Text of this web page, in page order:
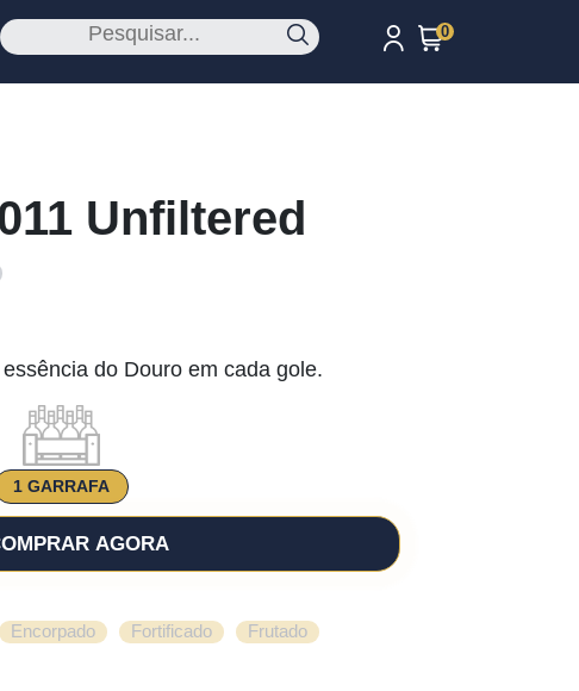
0
Unfiltered
do Douro em cada gole.
1 GARRAFA
AGORA
Encorpado Fortificado Frutado